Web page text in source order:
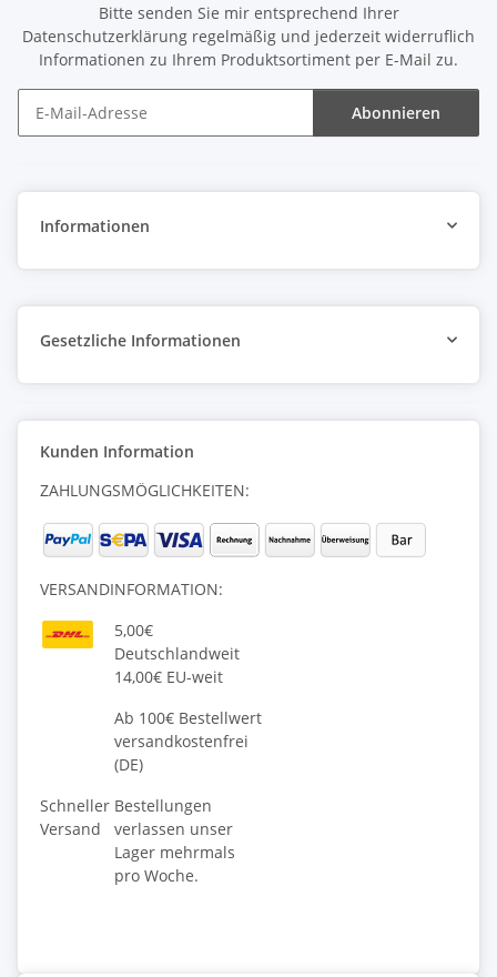
Bitte senden Sie mir entsprechend Ihrer
Datenschutzerklärung regelmäßig und jederzeit widerruflich
Informationen zu Ihrem Produktsortiment per E-Mail zu.
Abonnieren
Informationen
Gesetzliche Informationen
Kunden Information
ZAHLUNGSMÖGLICHKEITEN:
VERSANDINFORMATION:
5,00€
Deutschlandweit
14,00€ EU-weit
Ab 100€ Bestellwert
versandkostenfrei
(DE)
Schneller
Versand
Bestellungen
verlassen unser
Lager mehrmals
pro Woche.